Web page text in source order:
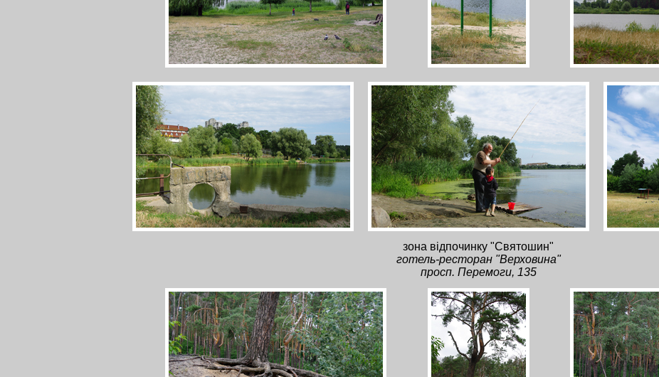
зона відпочинку "Святошин"
готель-ресторан "Верховина"
просп. Перемоги, 135